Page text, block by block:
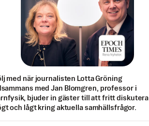
med när journalisten Lotta Gröning
med Jan Blomgren, professor i
bjuder in gäster till att fritt diskutera
och lågt kring aktuella samhällsfrågor.